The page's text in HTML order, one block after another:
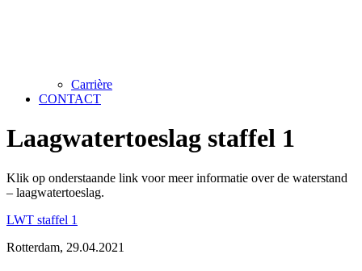
Carrière
CONTACT
Laagwatertoeslag staffel 1
Klik op onderstaande link voor meer informatie over de waterstand
– laagwatertoeslag.
LWT staffel 1
Rotterdam, 29.04.2021